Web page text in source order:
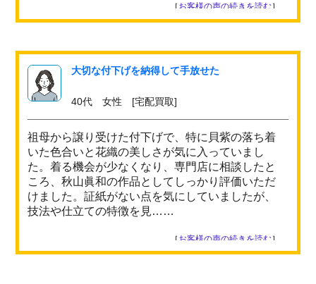
［ お客様の声の続きを読む］
大切な付下げを納得して手放せた
40代 女性 [宅配買取]
祖母から譲り受けた付下げで、特に貝紫の落ち着
いた色合いと花織の美しさが気に入っていまし
た。着る機会が少なくなり、専門店に相談したと
ころ、秋山眞和の作品としてしっかり評価いただ
けました。証紙がない点を気にしていましたが、
技法や仕立ての特徴を見……
［ お客様の声の続きを読む］